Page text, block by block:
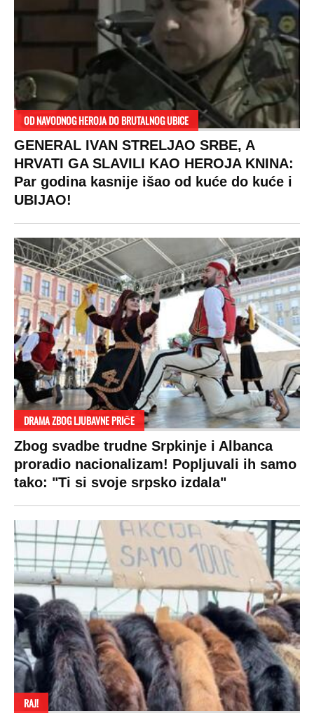
OD NAVODNOG HEROJA DO BRUTALNOG UBICE
GENERAL IVAN STRELJAO SRBE, A
HRVATI GA SLAVILI KAO HEROJA KNINA:
Par godina kasnije išao od kuće do kuće i
UBIJAO!
DRAMA ZBOG LJUBAVNE PRIČE
Zbog svadbe trudne Srpkinje i Albanca
proradio nacionalizam! Popljuvali ih samo
tako: "Ti si svoje srpsko izdala"
RAJ!